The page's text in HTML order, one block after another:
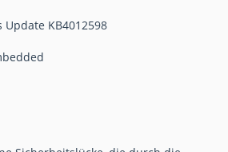
KB4012598